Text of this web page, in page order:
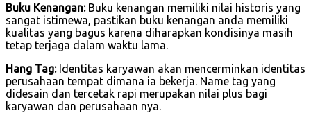
Buku Kenangan:Buku kenangan memiliki nilai historis yang
sangat istimewa, pastikan buku kenangan anda memiliki
kualitas yang bagus karena diharapkan kondisinya masih
tetap terjaga dalam waktu lama.
Hang Tag:Identitas karyawan akan mencerminkan identitas
perusahaan tempat dimana ia bekerja. Name tag yang
didesain dan tercetak rapi merupakan nilai plus bagi
karyawan dan perusahaan nya.